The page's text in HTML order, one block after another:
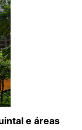
e áreas